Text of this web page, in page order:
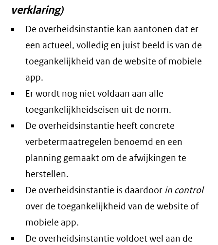
verklaring)
De overheidsinstantie kan aantonen dat er
een actueel, volledig en juist beeld is van de
toegankelijkheid van de website of mobiele
app.
Er wordt nog niet voldaan aan alle
toegankelijkheidseisen uit de norm.
De overheidsinstantie heeft concrete
verbetermaatregelen benoemd en een
planning gemaakt om de afwijkingen te
herstellen.
De overheidsinstantie is daardoor in control
over de toegankelijkheid van de website of
mobiele app.
De overheidsinstantie voldoet wel aan de